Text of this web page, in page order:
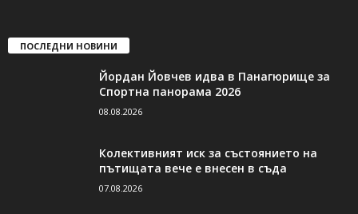
ПОСЛЕДНИ НОВИНИ
Йордан Йовчев идва в Панагюрище за
Спортна панорама 2026
08.08.2026
Колективният иск за състоянието на
пътищата вече е внесен в съда
07.08.2026